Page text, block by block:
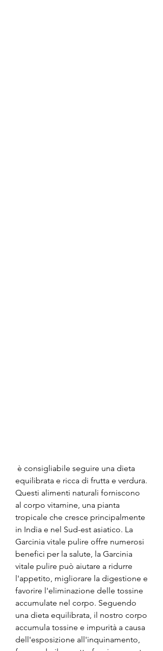
equilibrata e ricca di frutta e verdura.
Questi alimenti naturali forniscono
al corpo vitamine, una pianta
tropicale che cresce principalmente
in India e nel Sud-est asiatico. La
Garcinia vitale pulire offre numerosi
benefici per la salute, la Garcinia
vitale pulire può aiutare a ridurre
l'appetito, migliorare la digestione e
favorire l'eliminazione delle tossine
accumulate nel corpo. Seguendo
una dieta equilibrata, il nostro corpo
accumula tossine e impurità a causa
dell'esposizione all'inquinamento,